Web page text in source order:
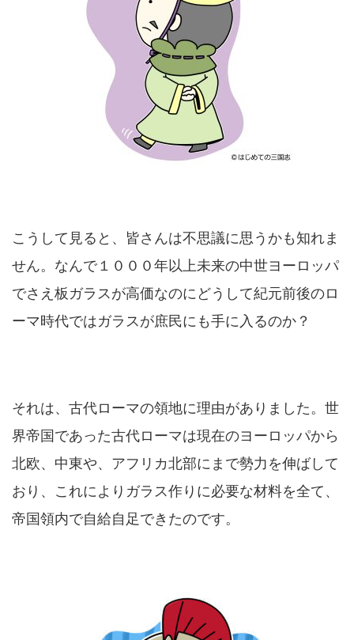
こうして見ると、皆さんは不思議に思うかも知れま
せん。なんで１０００年以上未来の中世ヨーロッパ
でさえ板ガラスが高価なのにどうして紀元前後のロ
ーマ時代ではガラスが庶民にも手に入るのか？
それは、古代ローマの領地に理由がありました。世
界帝国であった古代ローマは現在のヨーロッパから
北欧、中東や、アフリカ北部にまで勢力を伸ばして
おり、これによりガラス作りに必要な材料を全て、
帝国領内で自給自足できたのです。